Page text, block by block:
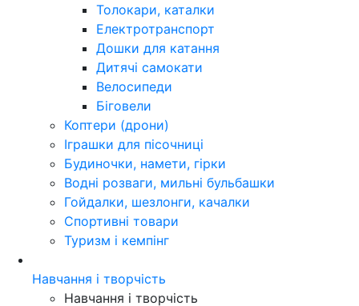
Толокари, каталки
Електротранспорт
Дошки для катання
Дитячі самокати
Велосипеди
Біговели
Коптери (дрони)
Іграшки для пісочниці
Будиночки, намети, гірки
Водні розваги, мильні бульбашки
Гойдалки, шезлонги, качалки
Спортивні товари
Туризм і кемпінг
Навчання і творчість
Навчання і творчість